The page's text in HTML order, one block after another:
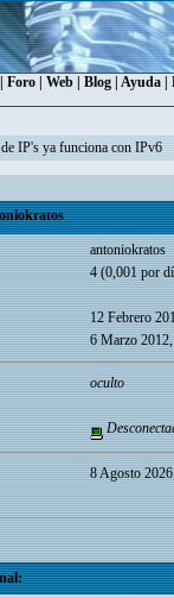
Foro Web Blog Ayuda
IP's ya funciona con IPv6
antoniokratos
4 (0,001 por
12 Febrero
6 Marzo
oculto
8 Agosto